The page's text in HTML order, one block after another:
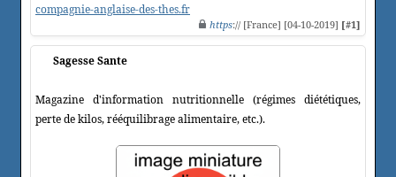
compagnie-anglaise-des-thes.fr
https:// [France] [04-10-2019] [#1]
Sagesse Sante
Magazine d'information nutritionnelle (régimes diététiques,
perte de kilos, rééquilibrage alimentaire, etc.).